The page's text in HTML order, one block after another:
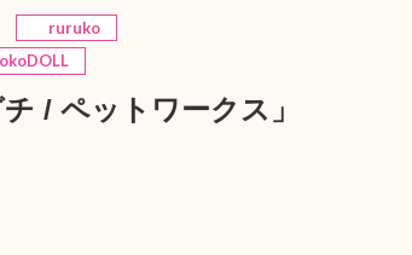
ruruko
/ ペットワークス」